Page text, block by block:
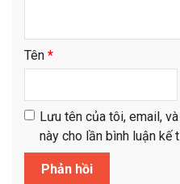
Tên *
Lưu tên của tôi, email,
này cho lần bình luận kế